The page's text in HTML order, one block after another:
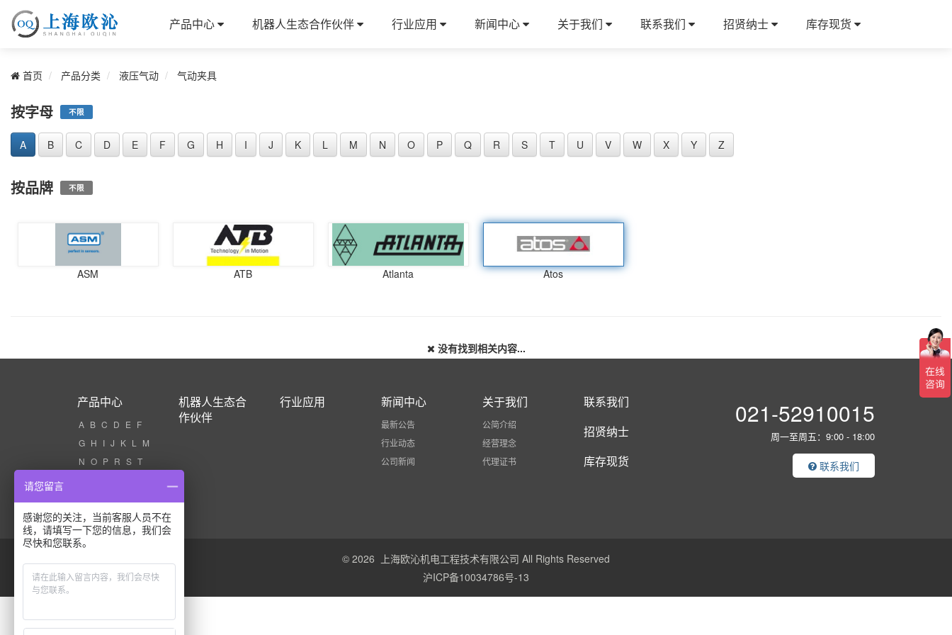
产品中心 机器人生态合作伙伴 行业应用 新闻中心 关于我们 联系我们 招贤纳士 库存现货
首页 产品分类 液压气动 气动夹具
按字母 不限
A B C D E F G H I J K L M N O P Q R S T U V W X Y Z
按品牌 不限
ASM ATB Atlanta Atos
没有找到相关内容...
产品中心
A B C D E F
G H I J K L
M
N O P R S T
机器人生态合
作伙伴
行业应用 新闻中心
最新公告
行业动态
公司新闻
关于我们
公简介绍
经营理念
代理证书
联系我们
招贤纳士
库存现货
021-52910015
周一至周五：9:00 - 18:00
联系我们
© 2026 上海欧沁机电工程技术有限公司 All Rights Reserved
沪ICP备10034786号-13
请您留言
感谢您的关注，当前客服人员不在
线，请填写一下您的信息，我们会
尽快和您联系。